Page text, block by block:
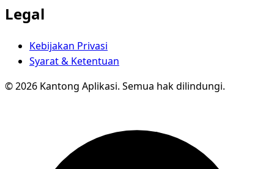
Legal
Kebijakan Privasi
Syarat & Ketentuan
© 2026 Kantong Aplikasi. Semua hak dilindungi.